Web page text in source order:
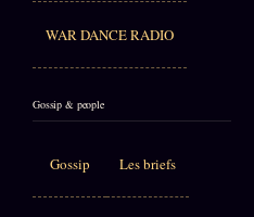
WAR DANCE RADIO
Gossip & people
Gossip Les briefs